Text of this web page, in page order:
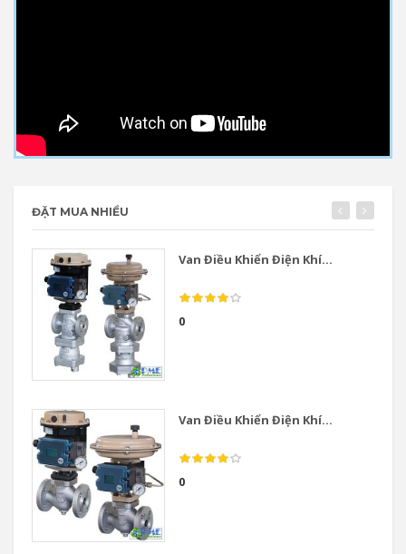
ĐẶT MUA NHIỀU
Van Điều Khiển Điện Khí...
0
Van Điều Khiển Điện Khí...
0